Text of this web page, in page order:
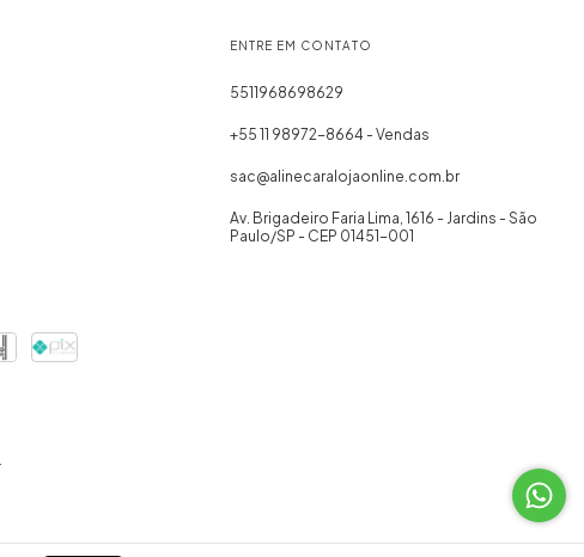
ENTRE EM CONTATO
5511968698629
+55 11 98972-8664 - Vendas
sac@alinecaralojaonline.com.br
Av. Brigadeiro Faria Lima, 1616 - Jardins - São
Paulo/SP - CEP 01451-001